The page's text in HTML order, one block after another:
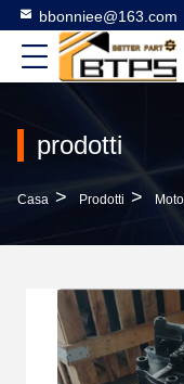
bbonniee@163.com
prodotti
Casa > Prodotti >